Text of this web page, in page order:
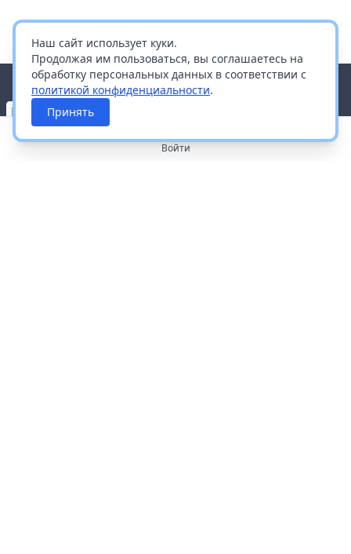
Наш сайт использует куки.
Продолжая им пользоваться, вы соглашаетесь на
обработку персональных данных в соответствии с
политикой конфиденциальности.
Принять
Войти